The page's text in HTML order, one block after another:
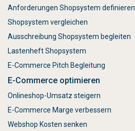
Anforderungen Shopsystem definieren
Shopsystem vergleichen
Ausschreibung Shopsystem begleiten
Lastenheft Shopsystem
E-Commerce Pitch Begleitung
E-Commerce optimieren
Onlineshop-Umsatz steigern
E-Commerce Marge verbessern
Webshop Kosten senken